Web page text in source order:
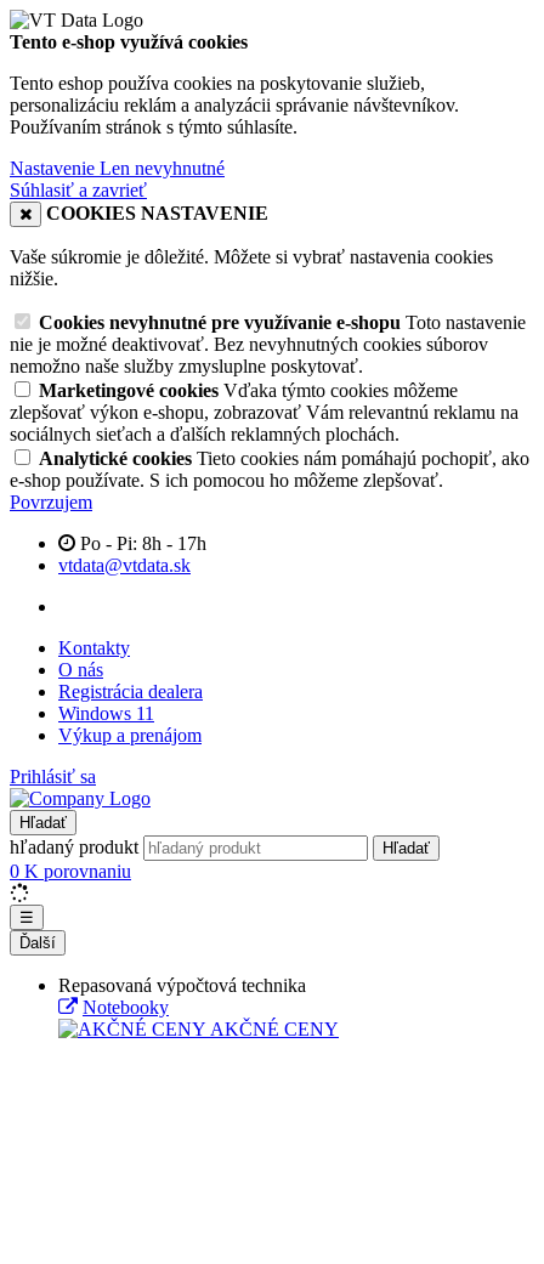
Tento e-shop využívá cookies
Tento eshop používa cookies na poskytovanie služieb,
personalizáciu reklám a analyzácii správanie návštevníkov.
Používaním stránok s týmto súhlasíte.
Nastavenie Len nevyhnutné
Súhlasiť a zavrieť
COOKIES NASTAVENIE
Vaše súkromie je dôležité. Môžete si vybrať nastavenia cookies
nižšie.
Cookies nevyhnutné pre využívanie e-shopu Toto nastavenie
nie je možné deaktivovať. Bez nevyhnutných cookies súborov
nemožno naše služby zmysluplne poskytovať.
Marketingové cookies Vďaka týmto cookies môžeme
zlepšovať výkon e-shopu, zobrazovať Vám relevantnú reklamu na
sociálnych sieťach a ďalších reklamných plochách.
Analytické cookies Tieto cookies nám pomáhajú pochopiť, ako
e-shop používate. S ich pomocou ho môžeme zlepšovať.
Povrzujem
Po - Pi: 8h - 17h
vtdata@vtdata.sk
Kontakty
O nás
Registrácia dealera
Windows 11
Výkup a prenájom
Prihlásiť sa
Hľadať
hľadaný produkt Hľadať
0 K porovnaniu
☰
Ďalší
Repasovaná výpočtová technika
Notebooky
AKČNÉ CENY